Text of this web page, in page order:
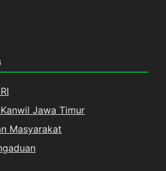
Jawa Timur
Masyarakat